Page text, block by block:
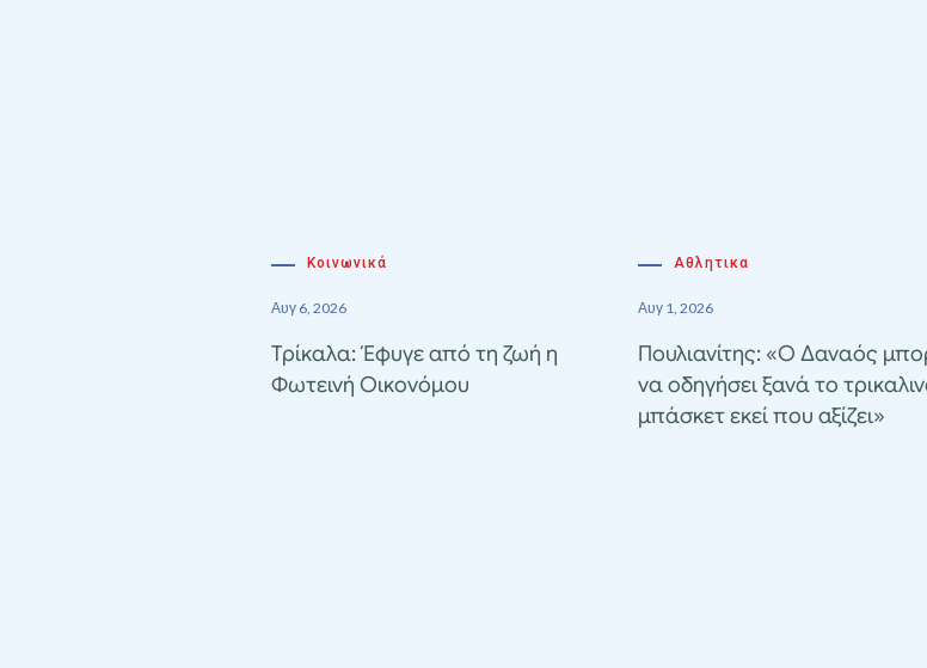
Κοινωνικά
Αυγ 6, 2026
Τρίκαλα: Έφυγε από τη ζωή η
Φωτεινή Οικονόμου
Αθλητικα
Αυγ 1, 2026
Πουλιανίτης: «Ο Δαναός
να οδηγήσει ξανά το
μπάσκετ εκεί που αξίζει»